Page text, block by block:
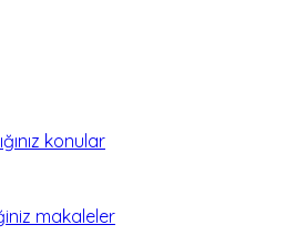
konular
makaleler